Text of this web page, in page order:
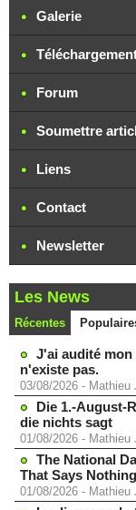
Galerie
Forum
Soumettre
Liens
Contact
Newsletter
Les News
Récentes
J'ai audité mon
n'existe pas.
03/08/2026 - Mathieu
Die 1.-August-
die nichts sagt
01/08/2026 - Mathieu
The National
That Says Nothing
01/08/2026 - Mathieu